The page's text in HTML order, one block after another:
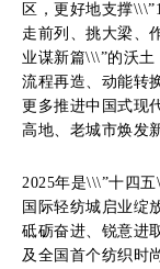
区，更好地支撑
走前列、挑大梁、
业谋新篇\\\”的沃土
流程再造、动能转
更多推进中国式现
高地、老城市焕发
2025年是\\\”十四
国际轻纺城启业绽
砥砺奋进、锐意进
及全国首个纺织时